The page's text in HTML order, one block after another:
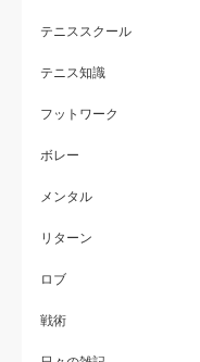
テニススクール
テニス知識
フットワーク
ボレー
メンタル
リターン
ロブ
戦術